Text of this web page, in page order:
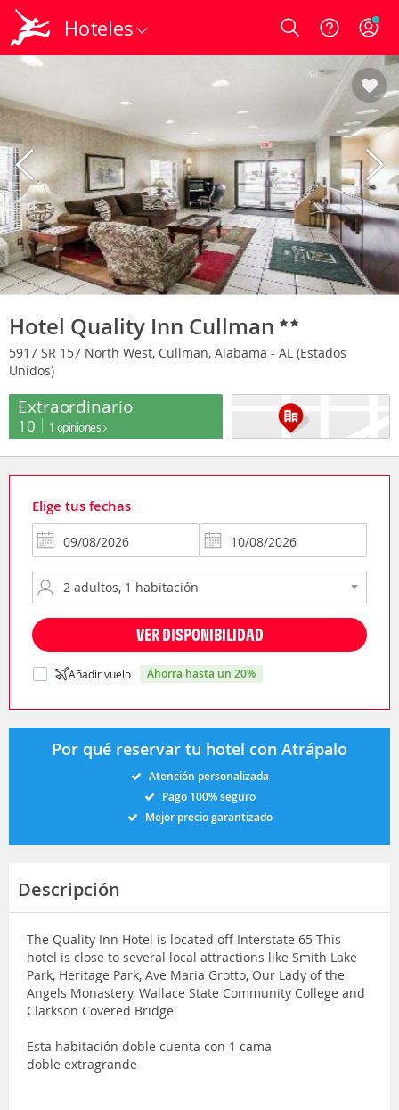
Hoteles Login
Hotel Quality Inn Cullman
5917 SR 157 North West, Cullman, Alabama - AL (Estados
Unidos)
Extraordinario
10 1 opiniones
Elige tus fechas
VER DISPONIBILIDAD
Añadir vuelo ahorra hasta un 20%
Por qué reservar tu hotel con Atrápalo
Atención personalizada
Pago 100% seguro
Mejor precio garantizado
Descripción
The Quality Inn Hotel is located off Interstate 65 This
hotel is close to several local attractions like Smith Lake
Park, Heritage Park, Ave Maria Grotto, Our Lady of the
Angels Monastery, Wallace State Community College and
Clarkson Covered Bridge
Esta habitación doble cuenta con 1 cama
doble extragrande